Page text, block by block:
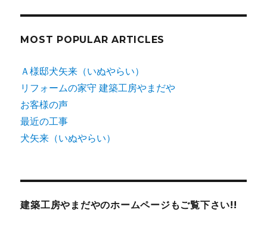
ン
MOST POPULAR ARTICLES
Ａ様邸犬矢来（いぬやらい）
リフォームの家守 建築工房やまだや
お客様の声
最近の工事
犬矢来（いぬやらい）
建築工房やまだやのホームページもご覧下さい!!